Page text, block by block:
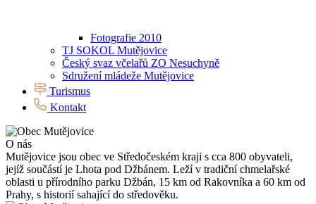
Fotografie 2010
TJ SOKOL Mutějovice
Český svaz včelařů ZO Nesuchyně
Sdružení mládeže Mutějovice
Turismus
Kontakt
O nás
Mutějovice jsou obec ve Středočeském kraji s cca 800 obyvateli,
jejíž součástí je Lhota pod Džbánem. Leží v tradiční chmelařské
oblasti u přírodního parku Džbán, 15 km od Rakovníka a 60 km od
Prahy, s historií sahající do středověku.